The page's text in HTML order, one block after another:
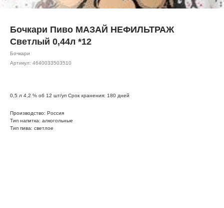
Бочкари Пиво МАЗАЙ НЕФИЛЬТРАЖ
Светлый 0,44л *12
Бочкари
Артикул: 4640033503510
0,5 л 4,2 % об 12 шт/уп Срок хранения: 180 дней
Производство: Россия
Тип напитка: алкогольные
Тип пива: светлое